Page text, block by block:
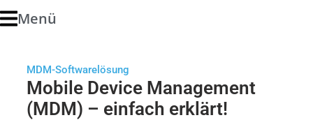
Menü
MDM-Softwarelösung
Mobile Device Management
(MDM) – einfach erklärt!